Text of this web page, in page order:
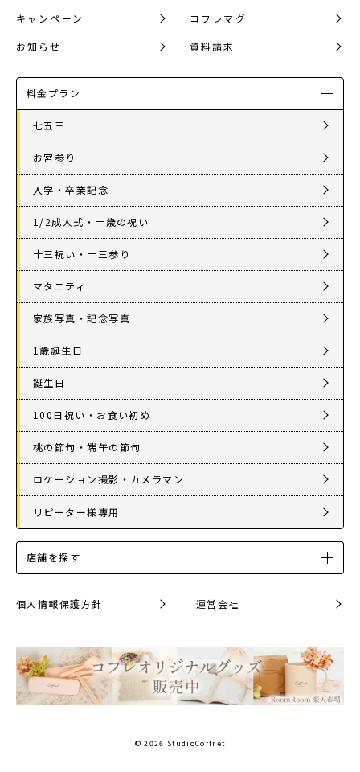
キャンペーン コフレマグ
お知らせ 資料請求
料金プラン
七五三
お宮参り
入学・卒業記念
1/2成人式・十歳の祝い
十三祝い・十三参り
マタニティ
家族写真・記念写真
1歳誕生日
誕生日
100日祝い・お食い初め
桃の節句・端午の節句
ロケーション撮影・カメラマン
リピーター様専用
店舗を探す
個人情報保護方針 運営会社
© 2026 StudioCoffret